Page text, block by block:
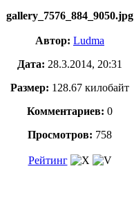
gallery_7576_884_9050.jpg
Автор: Ludma
Дата: 28.3.2014, 20:31
Размер: 128.67 килобайт
Комментариев: 0
Просмотров: 758
Рейтинг